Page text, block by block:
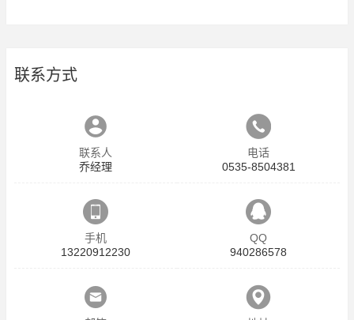
联系方式
联系人
乔经理
电话
0535-8504381
手机
13220912230
QQ
940286578